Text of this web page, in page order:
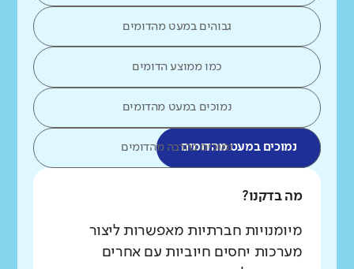
גבוהים במעט מהדומים
כמו ממוצע הדומים
נמוכים במעט מהדומים
נמוכים במעט מהדומיםנמוכים בהרבה מהדומים
מה בדקנו?
מיומנויות חברתיות מאפשרות ליצור
מערכות יחסים חיוביות עם אחרים